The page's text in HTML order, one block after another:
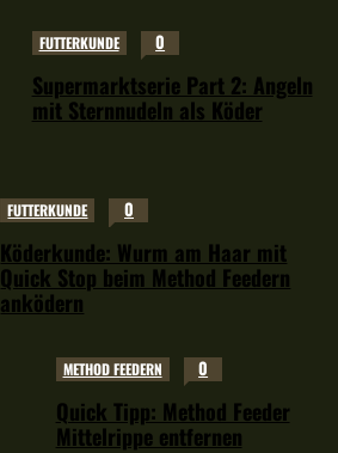
FUTTERKUNDE 0
Supermarktserie Part 2: Angeln
mit Sternnudeln als Köder
FUTTERKUNDE 0
Köderkunde: Wurm am Haar mit
Quick Stop beim Method Feedern
anködern
METHOD FEEDERN 0
Quick Tipp: Method Feeder
Mittelrippe entfernen